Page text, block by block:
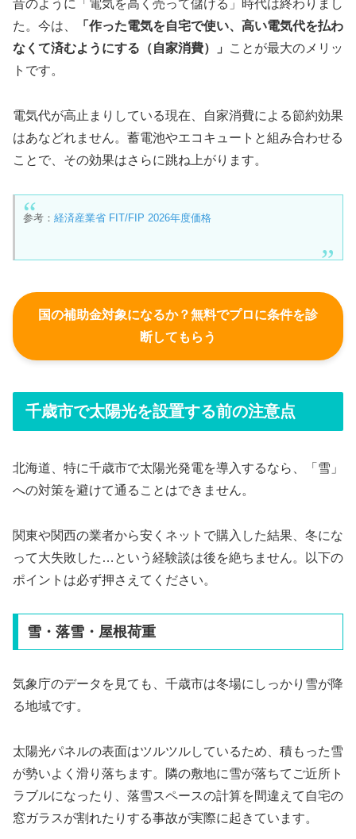
昔のように「電気を高く売って儲ける」時代は終わりまし
た。今は、
「作った電気を自宅で使い、高い電気代を払わ
なくて済むようにする（自家消費）」
ことが最大のメリッ
トです。
電気代が高止まりしている現在、自家消費による節約効果
はあなどれません。蓄電池やエコキュートと組み合わせる
ことで、その効果はさらに跳ね上がります。
参考： 経済産業省 FIT/FIP 2026年度価格
国の補助金対象になるか？無料でプロに条件を診
断してもらう
千歳市で太陽光を設置する前の注意点
北海道、特に千歳市で太陽光発電を導入するなら、「雪」
への対策を避けて通ることはできません。
関東や関西の業者から安くネットで購入した結果、冬にな
って大失敗した…という経験談は後を絶ちません。以下の
ポイントは必ず押さえてください。
雪・落雪・屋根荷重
気象庁のデータを見ても、千歳市は冬場にしっかり雪が降
る地域です。
太陽光パネルの表面はツルツルしているため、積もった雪
が勢いよく滑り落ちます。隣の敷地に雪が落ちてご近所ト
ラブルになったり、落雪スペースの計算を間違えて自宅の
窓ガラスが割れたりする事故が実際に起きています。